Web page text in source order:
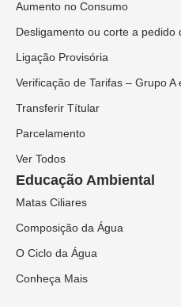
Aumento no Consumo
Desligamento ou corte a pedido
Ligação Provisória
Verificação de Tarifas – Grupo A
Transferir Títular
Parcelamento
Ver Todos
Educação Ambiental
Matas Ciliares
Composição da Água
O Ciclo da Água
Conheça Mais